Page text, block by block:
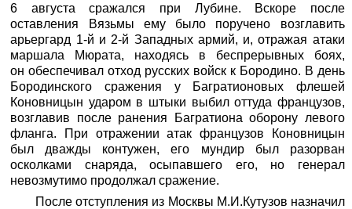
6 августа сражался при Лубине. Вскоре после
оставления Вязьмы ему было поручено возглавить
арьергард 1-й и 2-й Западных армий, и, отражая атаки
маршала Мюрата, находясь в беспрерывных боях,
он обеспечивал отход русских войск к Бородино. В день
Бородинского сражения у Багратионовых флешей
Коновницын ударом в штыки выбил оттуда французов,
возглавив после ранения Багратиона оборону левого
фланга. При отражении атак французов Коновницын
был дважды контужен, его мундир был разорван
осколками снаряда, осыпавшего его, но генерал
невозмутимо продолжал сражение.
После отступления из Москвы М.И.Кутузов назначил